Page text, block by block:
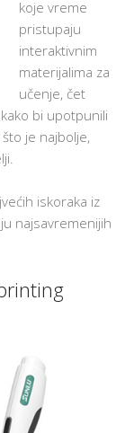
koje vreme
pristupaju
interaktivnim
materijalima za
učenje, čet
bi upotpunili
je najbolje,
iskoraka iz
najsavremenijih